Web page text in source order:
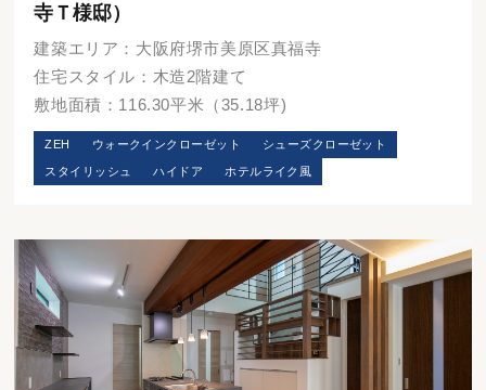
寺Ｔ様邸）
建築エリア：大阪府堺市美原区真福寺
住宅スタイル：木造2階建て
敷地面積：116.30平米（35.18坪)
ZEH ウォークインクローゼット シューズクローゼット
スタイリッシュ ハイドア ホテルライク風